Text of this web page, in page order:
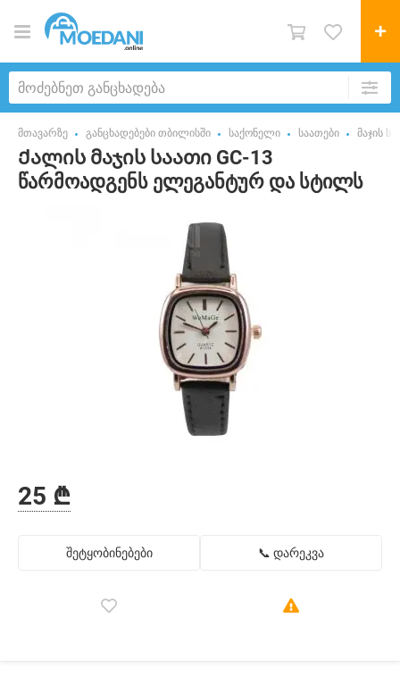
მთავარზე განცხადებები თბილისში საქონელი საათები მაჯის
Ქალის მაჯის საათი GC-13
წარმოადგენს ელეგანტურ და სტილს
25 ₾
შეტყობინებები 📞 დარეკვა